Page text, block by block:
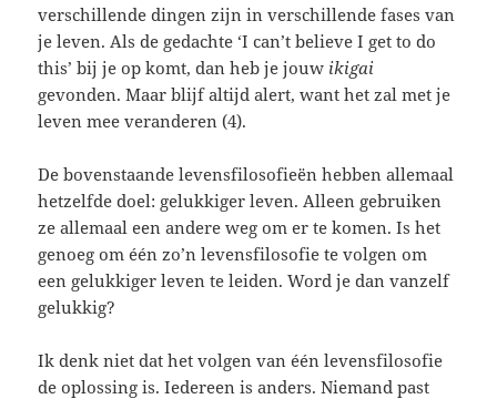
verschillende dingen zijn in verschillende fases van
je leven. Als de gedachte ‘I can’t believe I get to do
this’ bij je op komt, dan heb je jouw ikigai
gevonden. Maar blijf altijd alert, want het zal met je
leven mee veranderen (4).
De bovenstaande levensfilosofieën hebben allemaal
hetzelfde doel: gelukkiger leven. Alleen gebruiken
ze allemaal een andere weg om er te komen. Is het
genoeg om één zo’n levensfilosofie te volgen om
een gelukkiger leven te leiden. Word je dan vanzelf
gelukkig?
Ik denk niet dat het volgen van één levensfilosofie
de oplossing is. Iedereen is anders. Niemand past